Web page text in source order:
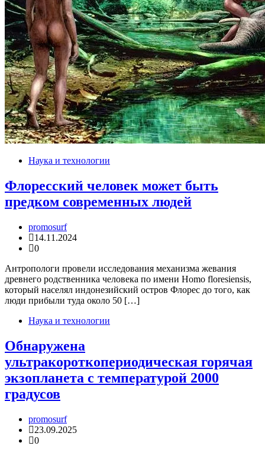
Наука и технологии
Флоресский человек может быть
предком современных людей
promosurf
14.11.2024
0
Антропологи провели исследования механизма жевания
древнего родственника человека по имени Homo floresiensis,
который населял индонезийский остров Флорес до того, как
люди прибыли туда около 50 […]
Наука и технологии
Обнаружена
ультракороткопериодическая горячая
экзопланета с температурой 2000
градусов
promosurf
23.09.2025
0